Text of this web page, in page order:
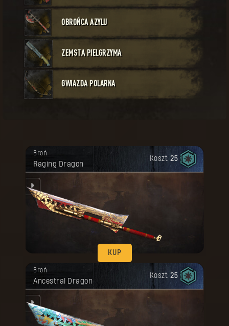
KUP
Broń Legendarne
Kostur pierwszego pielgrzyma
Twoja nagroda została odblokowana.
OBROŃCA AZYLU
ZEMSTA PIELGRZYMA
GWIAZDA POLARNA
Broń
Raging Dragon
Koszt: 25
KUP
Twoja nagroda została odblokowana.
Broń
Ancestral Dragon
Koszt: 25
Twoja nagroda została odblokowana.